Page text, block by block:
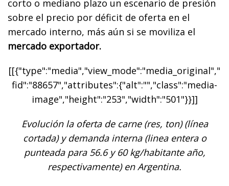
corto o mediano plazo un escenario de presión
sobre el precio por déficit de oferta en el
mercado interno, más aún si se moviliza el
mercado exportador.
[[{"type":"media","view_mode":"media_original","
fid":"88657","attributes":{"alt":"","class":"media-
image","height":"253","width":"501"}}]]
Evolución la oferta de carne (res, ton) (línea
cortada) y demanda interna (linea entera o
punteada para 56.6 y 60 kg/habitante año,
respectivamente) en Argentina.